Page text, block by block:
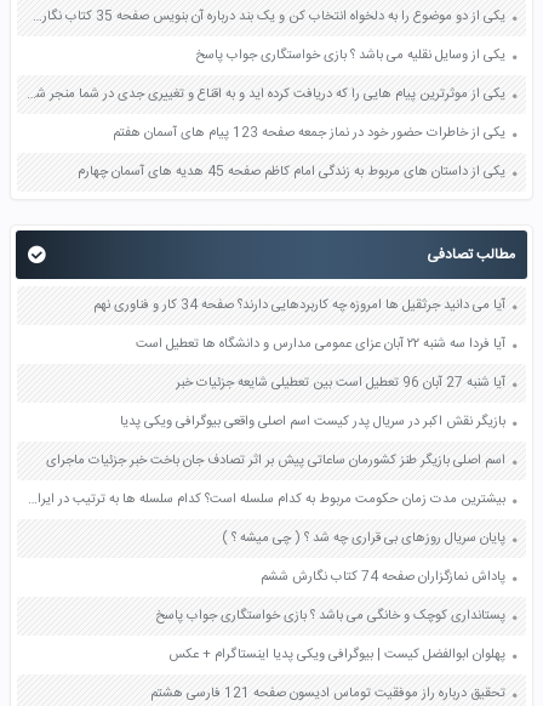
یکی از دو موضوع را به دلخواه انتخاب کن و یک بند درباره آن بنویس صفحه 35 کتاب نگارش فارسی سوم
یکی از وسایل نقلیه می باشد ؟ بازی خواستگاری جواب پاسخ
یکی از موثرترین پیام هایی را که دریافت کرده اید و به اقناع و تغییری جدی در شما منجر شده است برسی کنید و علت این تاثیر گذاری قابل توجه را بنویسید صفحه 52 تفکر و سواد رسانه ای دهم
یکی از خاطرات حضور خود در نماز جمعه صفحه 123 پیام های آسمان هفتم
یکی از داستان های مربوط به زندگی امام کاظم صفحه 45 هدیه های آسمان چهارم
مطالب تصادفی
آيا می دانيد جرثقيل ها امروزه چه کاربردهایی دارند؟ صفحه 34 کار و فناوری نهم
آیا فردا سه شنبه ۲۲ آبان عزای عمومی مدارس و دانشگاه ها تعطیل است
آیا شنبه 27 آبان 96 تعطیل است بین تعطیلی شایعه جزئیات خبر
بازیگر نقش اکبر در سریال پدر کیست اسم اصلی واقعی بیوگرافی ویکی پدیا
اسم اصلی بازیگر طنز کشورمان ساعاتی پیش بر اثر تصادف جان باخت خبر جزئیات ماجرای
بیشترین مدت زمان حکومت مربوط به کدام سلسله است؟ کدام سلسله ها به ترتیب در ایران حکومت کردند؟ صفحه 122 پیام های آسمان هفتم
پایان سریال روزهای بی قراری چه شد ؟ ( چی میشه ؟ )
پاداش نمازگزاران صفحه 74 کتاب نگارش ششم
پستانداری کوچک و خانگی می باشد ؟ بازی خواستگاری جواب پاسخ
پهلوان ابوالفضل کیست | بیوگرافی ویکی پدیا اینستاگرام + عکس
تحقیق درباره راز موفقیت توماس ادیسون صفحه 121 فارسی هشتم